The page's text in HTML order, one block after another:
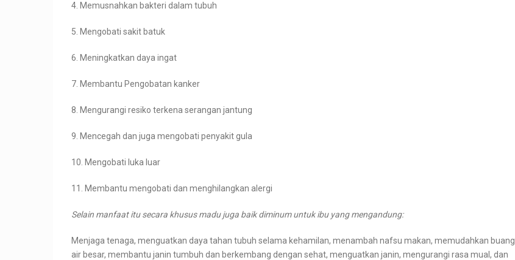
4. Memusnahkan bakteri dalam tubuh
5. Mengobati sakit batuk
6. Meningkatkan daya ingat
7. Membantu Pengobatan kanker
8. Mengurangi resiko terkena serangan jantung
9. Mencegah dan juga mengobati penyakit gula
10. Mengobati luka luar
11. Membantu mengobati dan menghilangkan alergi
Selain manfaat itu secara khusus madu juga baik diminum untuk ibu yang mengandung:
Menjaga tenaga, menguatkan daya tahan tubuh selama kehamilan, menambah nafsu makan, memudahkan buang
air besar, membantu janin tumbuh dan berkembang dengan sehat, menguatkan janin, mengurangi rasa mual, dan